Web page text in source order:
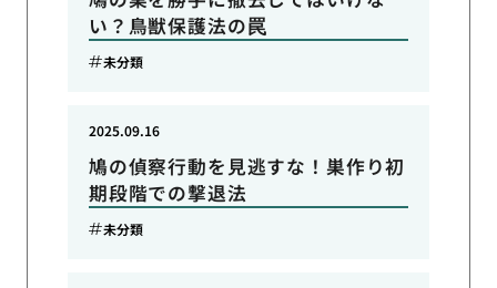
い？鳥獣保護法の罠
未分類
鳩の偵察行動を見逃すな！巣作り初
期段階での撃退法
2025.09.16
未分類